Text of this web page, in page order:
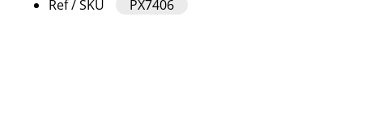
Ref / SKU PX7406